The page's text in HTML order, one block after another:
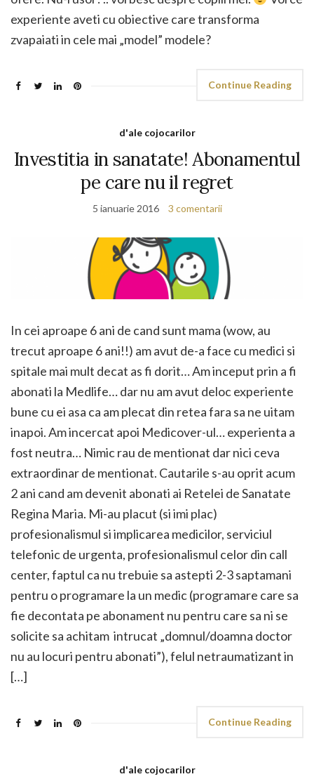
experiente aveti cu obiective care transforma
zvapaiati in cele mai „model” modele?
Continue Reading
d'ale cojocarilor
Investitia in sanatate! Abonamentul
pe care nu il regret
5 ianuarie 2016 3 comentarii
In cei aproape 6 ani de cand sunt mama (wow, au
trecut aproape 6 ani!!) am avut de-a face cu medici si
spitale mai mult decat as fi dorit… Am inceput prin a fi
abonati la Medlife… dar nu am avut deloc experiente
bune cu ei asa ca am plecat din retea fara sa ne uitam
inapoi. Am incercat apoi Medicover-ul… experienta a
fost neutra… Nimic rau de mentionat dar nici ceva
extraordinar de mentionat. Cautarile s-au oprit acum
2 ani cand am devenit abonati ai Retelei de Sanatate
Regina Maria. Mi-au placut (si imi plac)
profesionalismul si implicarea medicilor, serviciul
telefonic de urgenta, profesionalismul celor din call
center, faptul ca nu trebuie sa astepti 2-3 saptamani
pentru o programare la un medic (programare care sa
fie decontata pe abonament nu pentru care sa ni se
solicite sa achitam intrucat „domnul/doamna doctor
nu au locuri pentru abonati”), felul netraumatizant in
[…]
Continue Reading
d'ale cojocarilor